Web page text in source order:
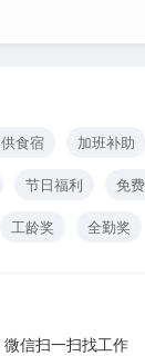
食宿 加班补助
节日福利
免
工龄奖 全勤奖
微信扫一扫找工作